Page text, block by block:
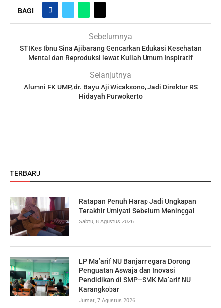
BAGI
Sebelumnya
STIKes Ibnu Sina Ajibarang Gencarkan Edukasi Kesehatan
Mental dan Reproduksi lewat Kuliah Umum Inspiratif
Selanjutnya
Alumni FK UMP, dr. Bayu Aji Wicaksono, Jadi Direktur RS
Hidayah Purwokerto
TERBARU
Ratapan Penuh Harap Jadi Ungkapan
Terakhir Umiyati Sebelum Meninggal
Sabtu, 8 Agustus 2026
LP Ma’arif NU Banjarnegara Dorong
Penguatan Aswaja dan Inovasi
Pendidikan di SMP–SMK Ma’arif NU
Karangkobar
Jumat, 7 Agustus 2026